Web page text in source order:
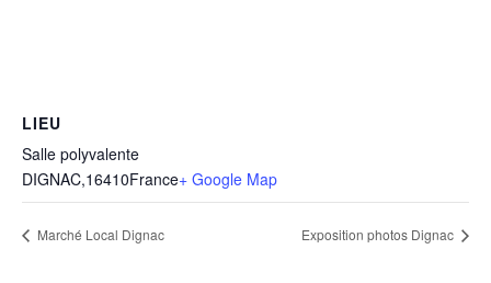
LIEU
Salle polyvalente
DIGNAC,16410France+ Google Map
Marché Local Dignac Exposition photos Dignac